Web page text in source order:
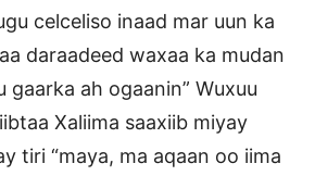
celceliso inaad mar uun ka
daraadeed waxaa ka mudan
gaarka ah ogaanin” Wuxuu
Xaliima saaxiib miyay
tiri “maya, ma aqaan oo iima